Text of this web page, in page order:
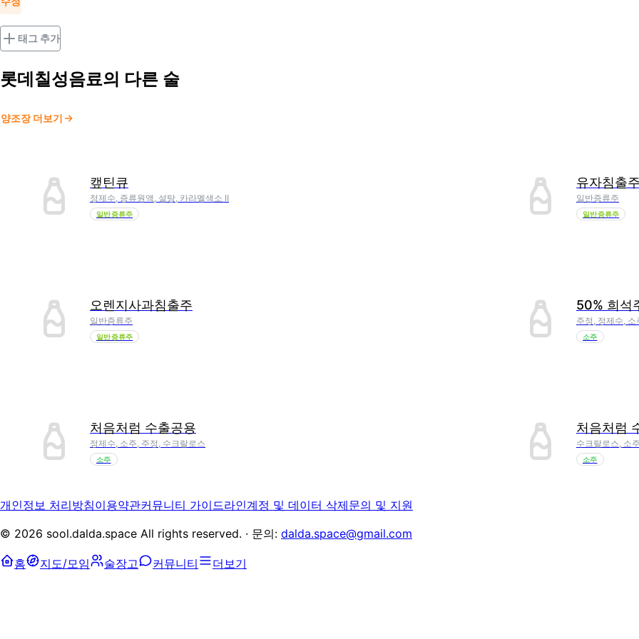
태그 추가
롯데칠성음료의 다른 술
양조장 더보기
캪틴큐
정제수, 증류원액, 설탕, 카라멜색소 Ⅱ
일반증류주
유자침출주
일반증류주
일반증류주
오렌지사과침출주
일반증류주
일반증류주
50% 희석
주정, 정제수, 소
소주
처음처럼 수출공용
정제수, 소주, 주정, 수크랄로스
소주
처음처럼
수크랄로스, 소
소주
개인정보 처리방침이용약관커뮤니티 가이드라인계정 및 데이터 삭제문의 및 지원
© 2026 sool.dalda.space All rights reserved. · 문의: dalda.space@gmail.com
홈 지도/모임 술장고 커뮤니티 더보기